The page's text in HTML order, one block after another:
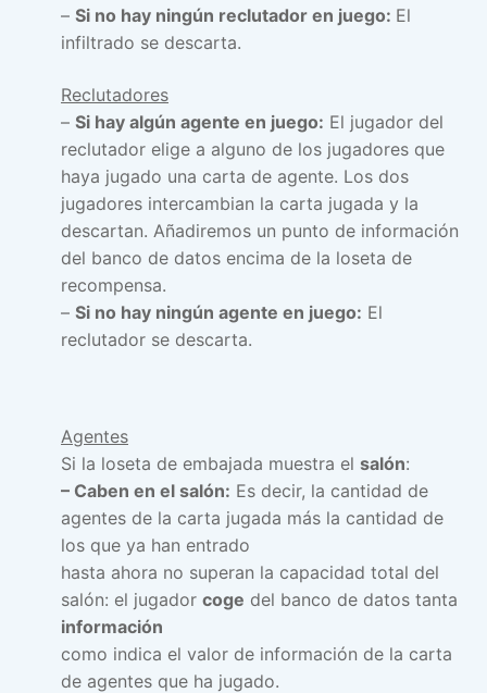
– Si no hay ningún reclutador en juego: El
infiltrado se descarta.
Reclutadores
– Si hay algún agente en juego: El jugador del
reclutador elige a alguno de los jugadores que
haya jugado una carta de agente. Los dos
jugadores intercambian la carta jugada y la
descartan. Añadiremos un punto de información
del banco de datos encima de la loseta de
recompensa.
– Si no hay ningún agente en juego: El
reclutador se descarta.
Agentes
Si la loseta de embajada muestra el salón:
– Caben en el salón: Es decir, la cantidad de
agentes de la carta jugada más la cantidad de
los que ya han entrado
hasta ahora no superan la capacidad total del
salón: el jugador coge del banco de datos tanta
información
como indica el valor de información de la carta
de agentes que ha jugado.